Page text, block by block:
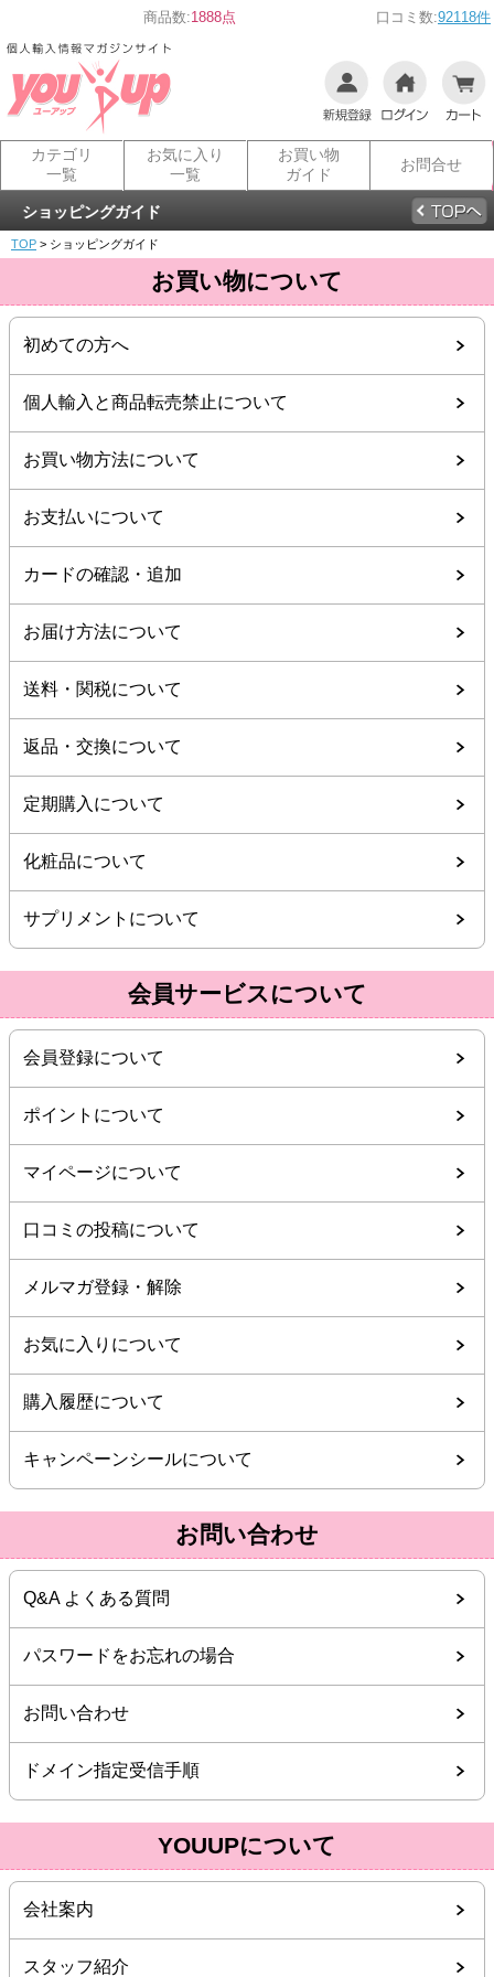
商品数:1888点 口コミ数:92118件
カテゴリ
一覧
お気に入り
一覧
お買い物
ガイド
お問合せ
ショッピングガイド
TOP > ショッピングガイド
お買い物について
初めての方へ
個人輸入と商品転売禁止について
お買い物方法について
お支払いについて
カードの確認・追加
お届け方法について
送料・関税について
返品・交換について
定期購入について
化粧品について
サプリメントについて
会員サービスについて
会員登録について
ポイントについて
マイページについて
口コミの投稿について
メルマガ登録・解除
お気に入りについて
購入履歴について
キャンペーンシールについて
お問い合わせ
Q&A よくある質問
パスワードをお忘れの場合
お問い合わせ
ドメイン指定受信手順
YOUUPについて
会社案内
スタッフ紹介